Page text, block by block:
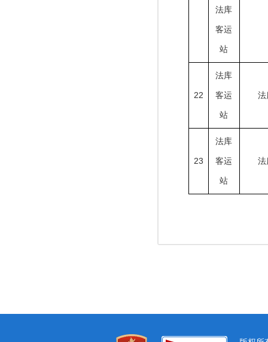
法库
客运
站
22
法库
客运
站
法
23
法库
客运
站
法